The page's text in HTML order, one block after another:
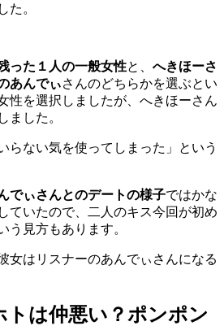
た。
った１人の一般女性と、 へきほーさ
あんでぃさんのどちらかを選ぶとい
性を選択しましたが、へきほーさん
ました。
らない気を使ってしまった」という
でぃさんとのデートの様子ではかな
ていたので、二人のキス今回が初め
う見方もあります。
女はリスナーのあんでぃさんになる
トは仲悪い？ポンポン